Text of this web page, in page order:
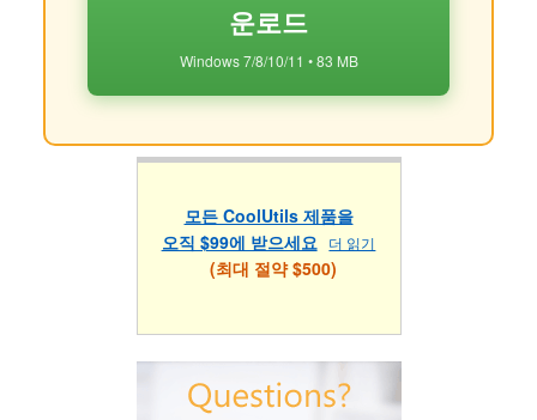
운로드
Windows 7/8/10/11 • 83 MB
모든 CoolUtils 제품을
오직 $99에 받으세요
더 읽기
(최대 절약 $500)